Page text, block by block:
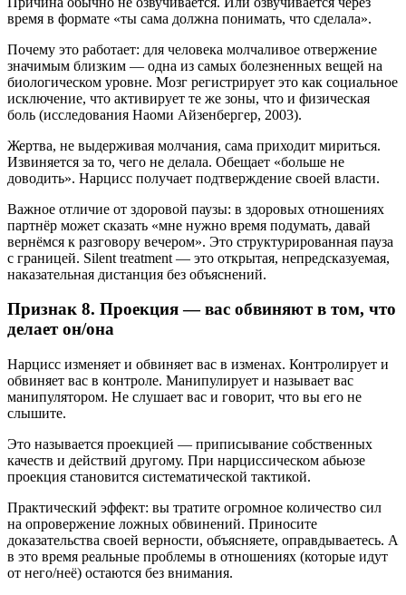
время в формате «ты сама должна понимать, что сделала».
Почему это работает: для человека молчаливое отвержение
значимым близким — одна из самых болезненных вещей на
биологическом уровне. Мозг регистрирует это как социальное
исключение, что активирует те же зоны, что и физическая
боль (исследования Наоми Айзенбергер, 2003).
Жертва, не выдерживая молчания, сама приходит мириться.
Извиняется за то, чего не делала. Обещает «больше не
доводить». Нарцисс получает подтверждение своей власти.
Важное отличие от здоровой паузы: в здоровых отношениях
партнёр может сказать «мне нужно время подумать, давай
вернёмся к разговору вечером». Это структурированная пауза
с границей. Silent treatment — это открытая, непредсказуемая,
наказательная дистанция без объяснений.
Признак 8. Проекция — вас обвиняют в том, что
делает он/она
Нарцисс изменяет и обвиняет вас в изменах. Контролирует и
обвиняет вас в контроле. Манипулирует и называет вас
манипулятором. Не слушает вас и говорит, что вы его не
слышите.
Это называется проекцией — приписывание собственных
качеств и действий другому. При нарциссическом абьюзе
проекция становится систематической тактикой.
Практический эффект: вы тратите огромное количество сил
на опровержение ложных обвинений. Приносите
доказательства своей верности, объясняете, оправдываетесь. А
в это время реальные проблемы в отношениях (которые идут
от него/неё) остаются без внимания.